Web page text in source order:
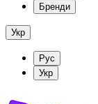
Бренди
Укр
Рус
Укр